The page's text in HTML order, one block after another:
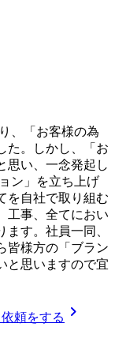
、「お客様の為
た。しかし、「お
思い、一念発起し
ン」を立ち上げ
を自社で取り組む
工事、全てにおい
す。社員一同、
皆様方の「ブラン
と思いますので宜
頼をする chevron_right